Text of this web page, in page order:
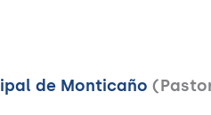
de Monticaño